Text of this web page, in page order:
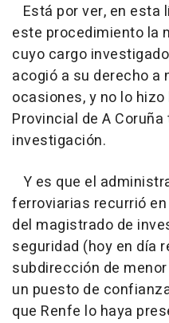
Está por ver, en esta
este procedimiento la
cuyo cargo
acogió a su derecho a
ocasiones, y no lo
Provincial de A
investigación.
Y es que el
ferroviarias recurrió
del magistrado de
seguridad (hoy en día
subdirección de
un puesto de
que Renfe lo haya